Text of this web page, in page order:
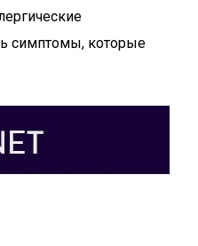
симптомы, которые